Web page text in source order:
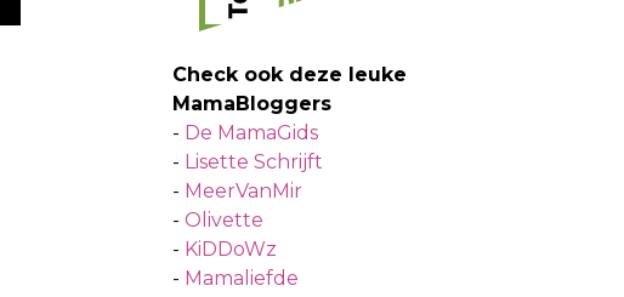
Check ook deze leuke
MamaBloggers
- De MamaGids
- Lisette Schrijft
- MeerVanMir
- Olivette
- KiDDoWz
- Mamaliefde